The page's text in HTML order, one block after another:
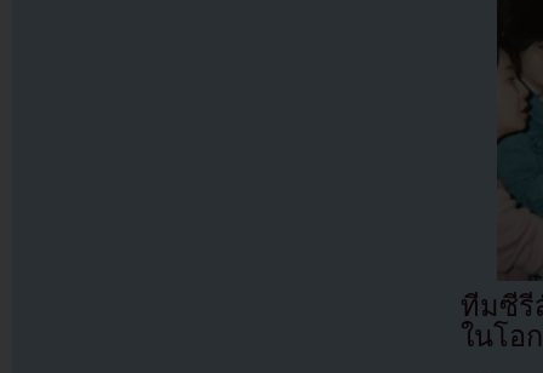
ทีมซีรี
ในโอ